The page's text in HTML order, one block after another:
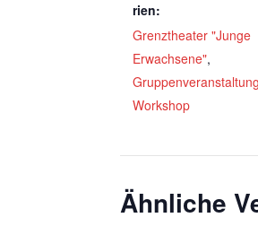
rien:
Grenztheater "Junge
Erwachsene",
Gruppenveranstaltung
Workshop
Ähnliche